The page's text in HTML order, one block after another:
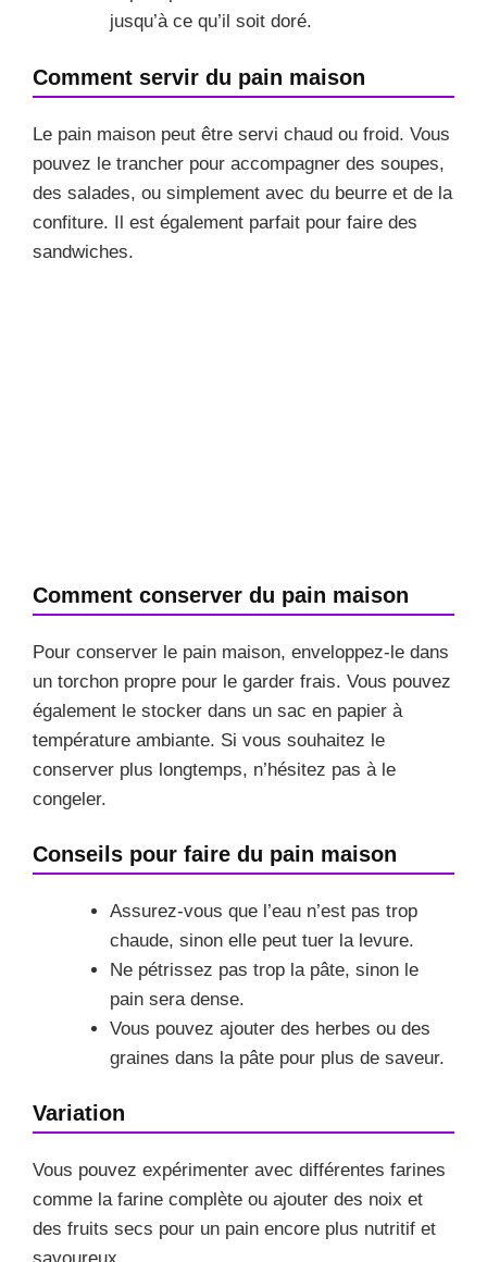
jusqu’à ce qu’il soit doré.
Comment servir du pain maison
Le pain maison peut être servi chaud ou froid. Vous
pouvez le trancher pour accompagner des soupes,
des salades, ou simplement avec du beurre et de la
confiture. Il est également parfait pour faire des
sandwiches.
Comment conserver du pain maison
Pour conserver le pain maison, enveloppez-le dans
un torchon propre pour le garder frais. Vous pouvez
également le stocker dans un sac en papier à
température ambiante. Si vous souhaitez le
conserver plus longtemps, n’hésitez pas à le
congeler.
Conseils pour faire du pain maison
Assurez-vous que l’eau n’est pas trop
chaude, sinon elle peut tuer la levure.
Ne pétrissez pas trop la pâte, sinon le
pain sera dense.
Vous pouvez ajouter des herbes ou des
graines dans la pâte pour plus de saveur.
Variation
Vous pouvez expérimenter avec différentes farines
comme la farine complète ou ajouter des noix et
des fruits secs pour un pain encore plus nutritif et